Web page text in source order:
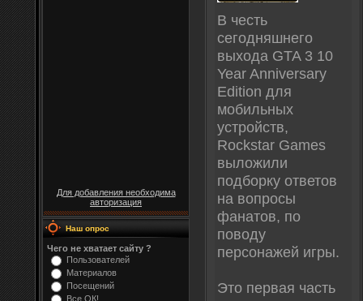
Для добавления необходима
авторизация
Наш опрос
Чего не хватает сайту ?
Пользователей
Материалов
Посещений
Все ОК!
В честь
сегодняшнего
выхода GTA 3 10
Year Anniversary
Edition для
мобильных
устройств,
Rockstar Games
выложили
подборку ответов
на вопросы
фанатов, по
поводу
персонажей игры.
Это первая часть